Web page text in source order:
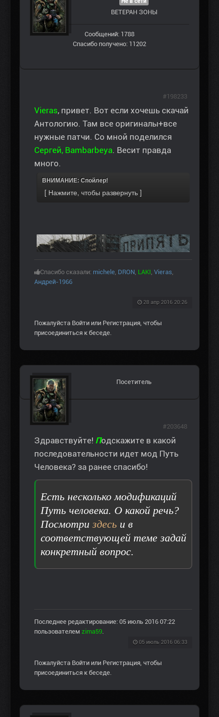
ВЕТЕРАН ЗOНЫ
Сообщений: 1788
Спасибо получено: 11202
Vieras, привет. Вот если хочешь скачай
Антологию. Там все оригиналы+все
нужные патчи. Со мной поделился
Сергей, Bambarbeya. Весит правда
много.
ВНИМАНИЕ: Спойлер!
Спасибо сказали: michele DRON LAKI Vieras
Андрей-1966
28 апр 2016 20:26
#198233
Пожалуйста Войти или Регистрация , чтобы
присоединиться к беседе.
Посетитель
Здравствуйте! Подскажите в какой
последовательности идет мод Путь
Человека? за ранее спасибо!
Есть несколько модификаций
Путь человека. О какой речь?
Посмотри здесь и в
соответствующей теме задай
конкретный вопрос.
Последнее редактирование: 05 июль 2016 07:22
пользователем zima59
05 июль 2016 06:33
#203648
Пожалуйста Войти или Регистрация , чтобы
присоединиться к беседе.